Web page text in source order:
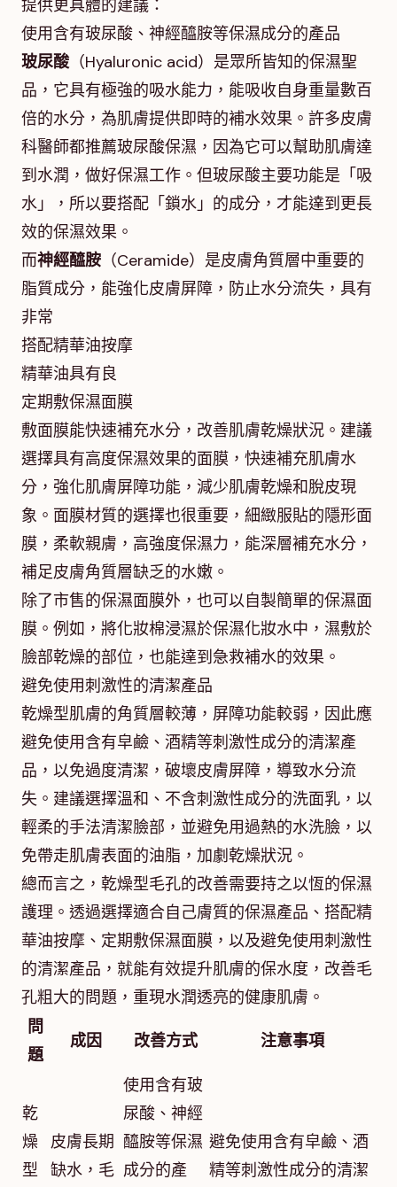
提供更具體的建議：
使用含有玻尿酸、神經醯胺等保濕成分的產品
玻尿酸（Hyaluronic acid）是眾所皆知的保濕聖
品，它具有極強的吸水能力，能吸收自身重量數百
倍的水分，為肌膚提供即時的補水效果。許多皮膚
科醫師都推薦玻尿酸保濕，因為它可以幫助肌膚達
到水潤，做好保濕工作。但玻尿酸主要功能是「吸
水」，所以要搭配「鎖水」的成分，才能達到更長
效的保濕效果。
而神經醯胺 （Ceramide）是皮膚角質層中重要的
脂質成分，能強化皮膚屏障，防止水分流失，具有
非常
搭配精華油按摩
精華油具有良
定期敷保濕面膜
敷面膜能快速補充水分，改善肌膚乾燥狀況。建議
選擇具有高度保濕效果的面膜，快速補充肌膚水
分，強化肌膚屏障功能，減少肌膚乾燥和脫皮現
象。面膜材質的選擇也很重要，細緻服貼的隱形面
膜，柔軟親膚，高強度保濕力，能深層補充水分，
補足皮膚角質層缺乏的水嫩。
除了市售的保濕面膜外，也可以自製簡單的保濕面
膜。例如，將化妝棉浸濕於保濕化妝水中，濕敷於
臉部乾燥的部位，也能達到急救補水的效果。
避免使用刺激性的清潔產品
乾燥型肌膚的角質層較薄，屏障功能較弱，因此應
避免使用含有皁鹼、酒精等刺激性成分的清潔產
品，以免過度清潔，破壞皮膚屏障，導致水分流
失。建議選擇溫和、不含刺激性成分的洗面乳，以
輕柔的手法清潔臉部，並避免用過熱的水洗臉，以
免帶走肌膚表面的油脂，加劇乾燥狀況。
總而言之，乾燥型毛孔的改善需要持之以恆的保濕
護理。透過選擇適合自己膚質的保濕產品、搭配精
華油按摩、定期敷保濕面膜，以及避免使用刺激性
的清潔產品，就能有效提升肌膚的保水度，改善毛
孔粗大的問題，重現水潤透亮的健康肌膚。
問
題
成因 改善方式 注意事項
乾
燥
型
皮膚長期
缺水，毛
使用含有玻
尿酸、神經
醯胺等保濕
成分的產
避免使用含有皁鹼、酒
精等刺激性成分的清潔